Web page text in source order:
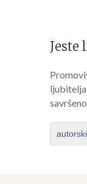
Jeste
ljubitelja